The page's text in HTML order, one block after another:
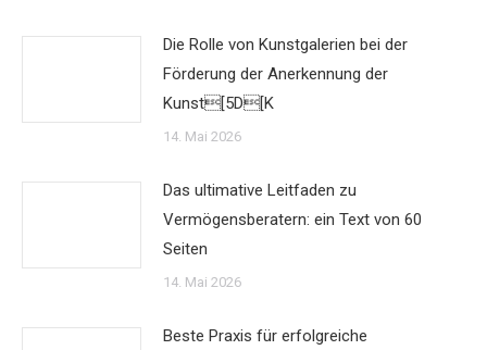
Die Rolle von Kunstgalerien bei der
Förderung der Anerkennung der
Kunst[5D[K
14. Mai 2026
Das ultimative Leitfaden zu
Vermögensberatern: ein Text von 60
Seiten
14. Mai 2026
Beste Praxis für erfolgreiche